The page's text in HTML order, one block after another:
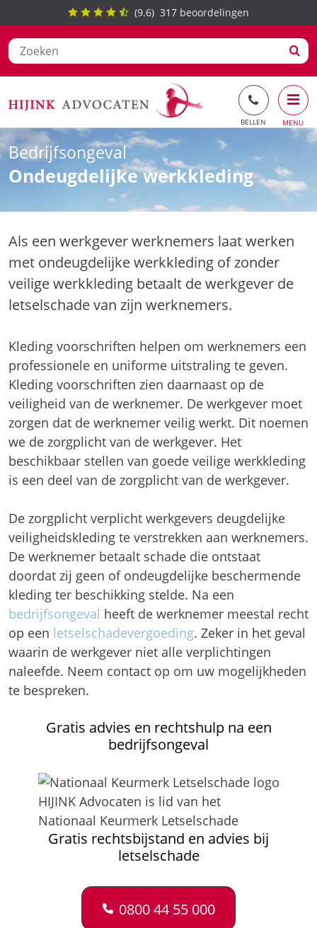
Ga
naar
de
(9.6) 317 beoordelingen
Bedrijfsongeval
Ondeugdelijke werkkleding
Als een werkgever werknemers laat werken
met ondeugdelijke werkkleding of zonder
veilige werkkleding betaalt de werkgever de
letselschade van zijn werknemers.
Kleding voorschriften helpen om werknemers een
professionele en uniforme uitstraling te geven.
Kleding voorschriften zien daarnaast op de
veiligheid van de werknemer. De werkgever moet
zorgen dat de werknemer veilig werkt. Dit noemen
we de zorgplicht van de werkgever. Het
beschikbaar stellen van goede veilige werkkleding
is een deel van de zorgplicht van de werkgever.
De zorgplicht verplicht werkgevers deugdelijke
veiligheidskleding te verstrekken aan werknemers.
De werknemer betaalt schade die ontstaat
doordat zij geen of ondeugdelijke beschermende
kleding ter beschikking stelde. Na een
bedrijfsongeval heeft de werknemer meestal recht
op een letselschadevergoeding. Zeker in het geval
waarin de werkgever niet alle verplichtingen
naleefde. Neem contact op om uw mogelijkheden
te bespreken.
Gratis advies en rechtshulp na een
bedrijfsongeval
HIJINK Advocaten is lid van het
Nationaal Keurmerk Letselschade
Gratis rechtsbijstand en advies bij
letselschade
0800 44 55 000